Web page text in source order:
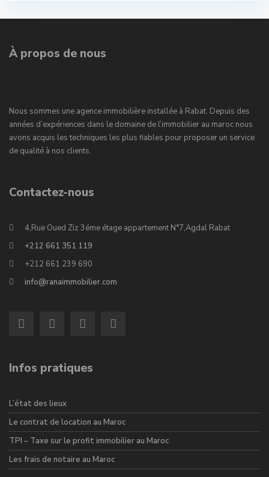
À propos de nous
Nous sommes une agence immobilière installée à Rabat. Depuis des
années d’expériences dans le domaine de l’immobilier au maroc nous
avons acquis les techniques les plus fiables pour proposer un service
de qualité à nos clients.
Contactez-nous
4,Rue Oued Ziz 3éme étage appartement N°7,Agdal Rabat
+212 661 351 119
+212 661 239 690
info@ranaimmobilier.com
Infos pratiques
L’état des lieux
Le contrat de location au Maroc
TPI – Taxe sur le profit immobilier au Maroc
Les frais de notaire au Maroc